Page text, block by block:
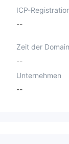
ICP-
--
Zeit der
--
Unternehmen
--